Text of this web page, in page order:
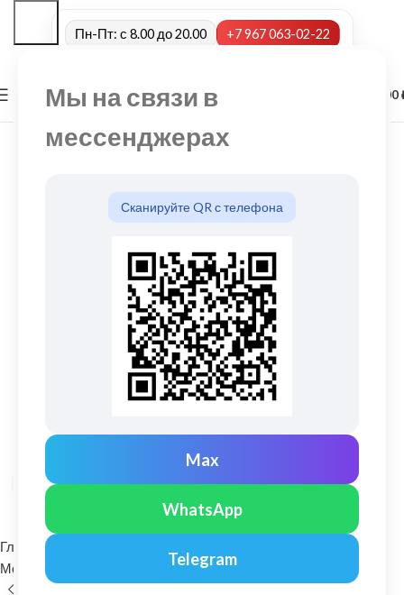
Мы на связи в
мессенджерах
Сканируйте QR с телефона
Max
WhatsApp
Telegram
Пн-Пт: с 8.00 до 20.00 +7 967 063-02-22
МЕНЮ 0,00
Нажмите, чтобы увеличить
Главная
Металлические водосточные системы
Кронштейн желоба